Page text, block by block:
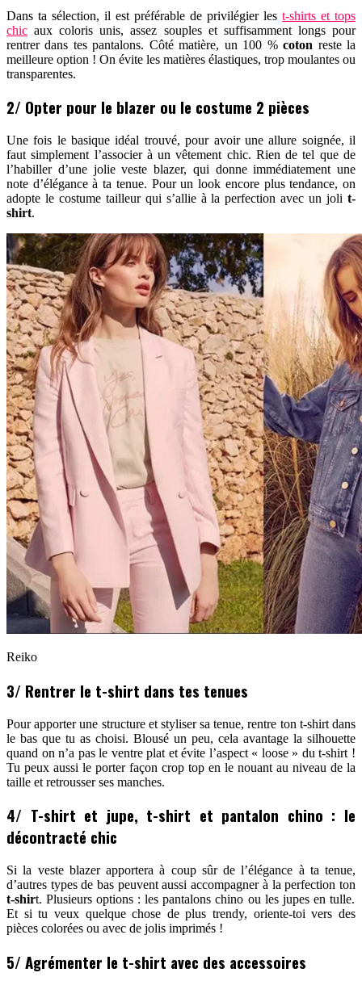
Dans ta sélection, il est préférable de privilégier les t-shirts et tops
chic aux coloris unis, assez souples et suffisamment longs pour
rentrer dans tes pantalons. Côté matière, un 100 %coton reste la
meilleure option ! On évite les matières élastiques, trop moulantes ou
transparentes.
2/ Opter pour le blazer ou le costume 2 pièces
Une fois le basique idéal trouvé, pour avoir une allure soignée, il
faut simplement l’associer à un vêtement chic. Rien de tel que de
l’habiller d’une jolie veste blazer, qui donne immédiatement une
note d’élégance à ta tenue. Pour un look encore plus tendance, on
adopte le costume tailleur qui s’allie à la perfection avec un joli t-
shirt.
Reiko
3/ Rentrer le t-shirt dans tes tenues
Pour apporter une structure et styliser sa tenue, rentre ton t-shirt dans
le bas que tu as choisi. Blousé un peu, cela avantage la silhouette
quand on n’a pas le ventre plat et évite l’aspect « loose » du t-shirt !
Tu peux aussi le porter façon crop top en le nouant au niveau de la
taille et retrousser ses manches.
4/ T-shirt et jupe, t-shirt et pantalon chino : le
décontracté chic
Si la veste blazer apportera à coup sûr de l’élégance à ta tenue,
d’autres types de bas peuvent aussi accompagner à la perfection ton
t-shirt. Plusieurs options : les pantalons chino ou les jupes en tulle.
Et si tu veux quelque chose de plus trendy, oriente-toi vers des
pièces colorées ou avec de jolis imprimés !
5/ Agrémenter le t-shirt avec des accessoires